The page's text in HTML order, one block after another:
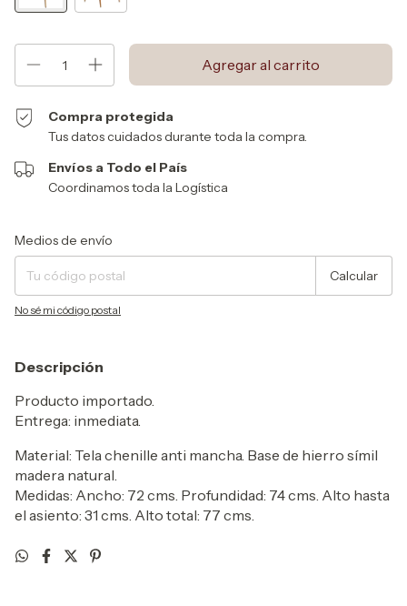
Compra protegida
Tus datos cuidados durante toda la compra.
Envíos a Todo el País
Coordinamos toda la Logística
Entregas para el CP:
Medios de envío
Calcular
No sé mi código postal
Descripción
Producto importado.
Entrega: inmediata.
Material: Tela chenille anti mancha. Base de hierro símil
madera natural.
Medidas: Ancho: 72 cms. Profundidad: 74 cms. Alto hasta
el asiento: 31 cms. Alto total: 77 cms.